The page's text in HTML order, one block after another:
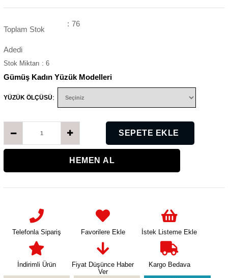
Toplam Stok
Adedi
: 76
Stok Miktarı : 6
Gümüş Kadın Yüzük Modelleri
YÜZÜK ÖLÇÜSÜ:
Telefonla Sipariş Favorilere Ekle İstek Listeme Ekle
İndirimli Ürün
Fiyat Düşünce Haber
Ver
Kargo Bedava